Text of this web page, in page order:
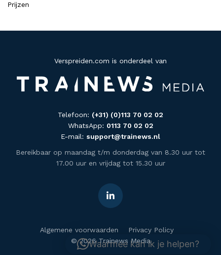
Prijzen
Verspreiden.com is onderdeel van
Telefoon: (+31) (0)113 70 02 02
WhatsApp: 0113 70 02 02
E-mail: support@trainews.nl
Bereikbaar op maandag t/m donderdag van 8.30 uur tot
17.00 uur en vrijdag tot 15.30 uur
Algemene voorwaarden
Privacy Policy
© 2026 Trainews Media
Waarmee kan ik je helpen?